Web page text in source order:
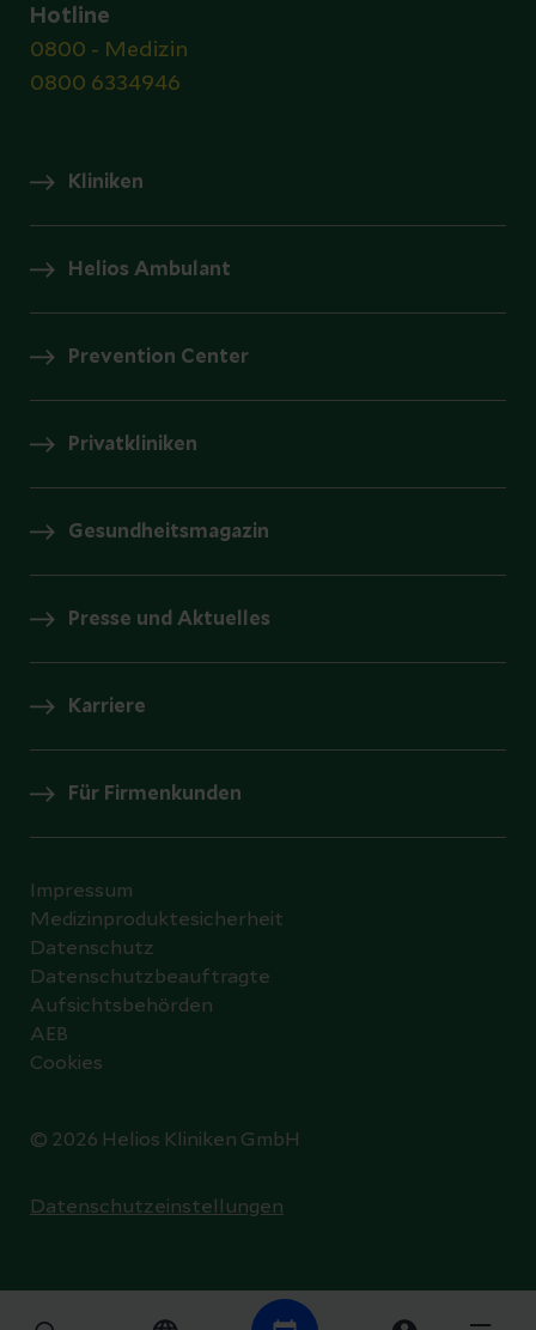
Hotline
0800 - Medizin
0800 6334946
Kliniken
Helios Ambulant
Prevention Center
Privatkliniken
Gesundheitsmagazin
Presse und Aktuelles
Karriere
Für Firmenkunden
© 2026 Helios Kliniken GmbH
Impressum
Medizinproduktesicherheit
Datenschutz
Datenschutzbeauftragte
Aufsichtsbehörden
AEB
Cookies
Datenschutzeinstellungen